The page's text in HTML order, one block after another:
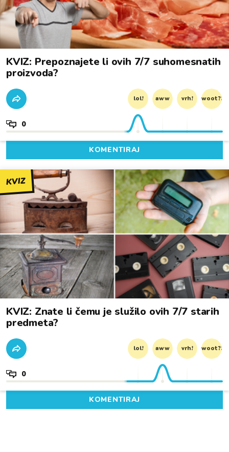
KVIZ: Prepoznajete li ovih 7/7 suhomesnatih
proizvoda?
lol! aww vrh! woot?!
0
KOMENTIRAJ
KVIZ
KVIZ: Znate li čemu je služilo ovih 7/7 starih
predmeta?
lol! aww vrh! woot?!
0
KOMENTIRAJ